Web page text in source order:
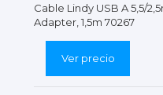
Cable Lindy USB A 5,5/
Adapter, 1,5m 70267
Ver precio